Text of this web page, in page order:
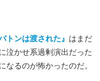
トンは渡された』 はまだ
泣かせ系過剰演出だった
なるのが怖かったのだ。